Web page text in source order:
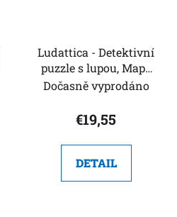
Ludattica - Detektivní
puzzle s lupou, Mapa
Evropy
Dočasně vyprodáno
€19,55
DETAIL